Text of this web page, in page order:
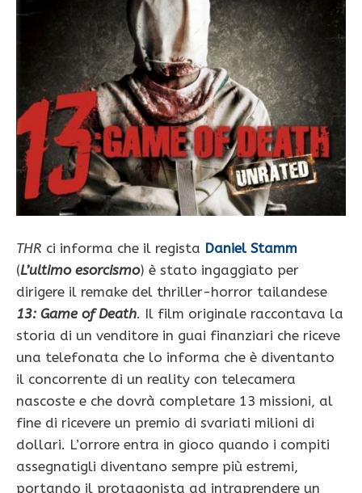
THR ci informa che il regista Daniel Stamm
(L’ultimo esorcismo) è stato ingaggiato per
dirigere il remake del thriller-horror tailandese
13: Game of Death. Il film originale raccontava la
storia di un venditore in guai finanziari che riceve
una telefonata che lo informa che è diventanto
il concorrente di un reality con telecamera
nascoste e che dovrà completare 13 missioni, al
fine di ricevere un premio di svariati milioni di
dollari. L’orrore entra in gioco quando i compiti
assegnatigli diventano sempre più estremi,
portando il protagonista ad intraprendere un